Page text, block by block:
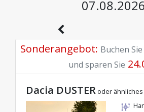
Rabatten ausgewählt, damit Sie
Budget genießen können.
07.08.2026
Sonderangebot: Buchen
und sparen Sie
Dacia DUSTER oder ähnliches